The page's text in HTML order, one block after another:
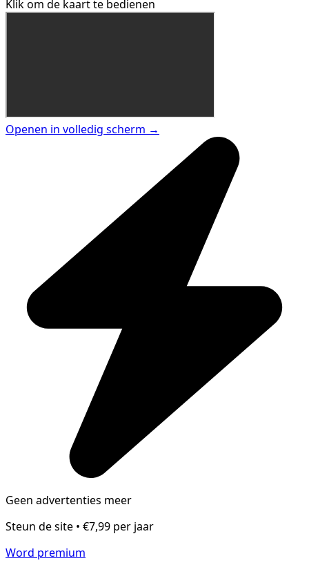
Klik om de kaart te bedienen
Openen in volledig scherm →
Geen advertenties meer
Steun de site • €7,99 per jaar
Word premium